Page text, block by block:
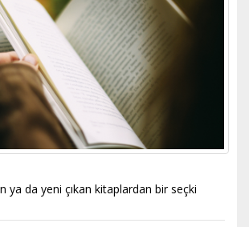
ya da yeni çıkan kitaplardan bir seçki